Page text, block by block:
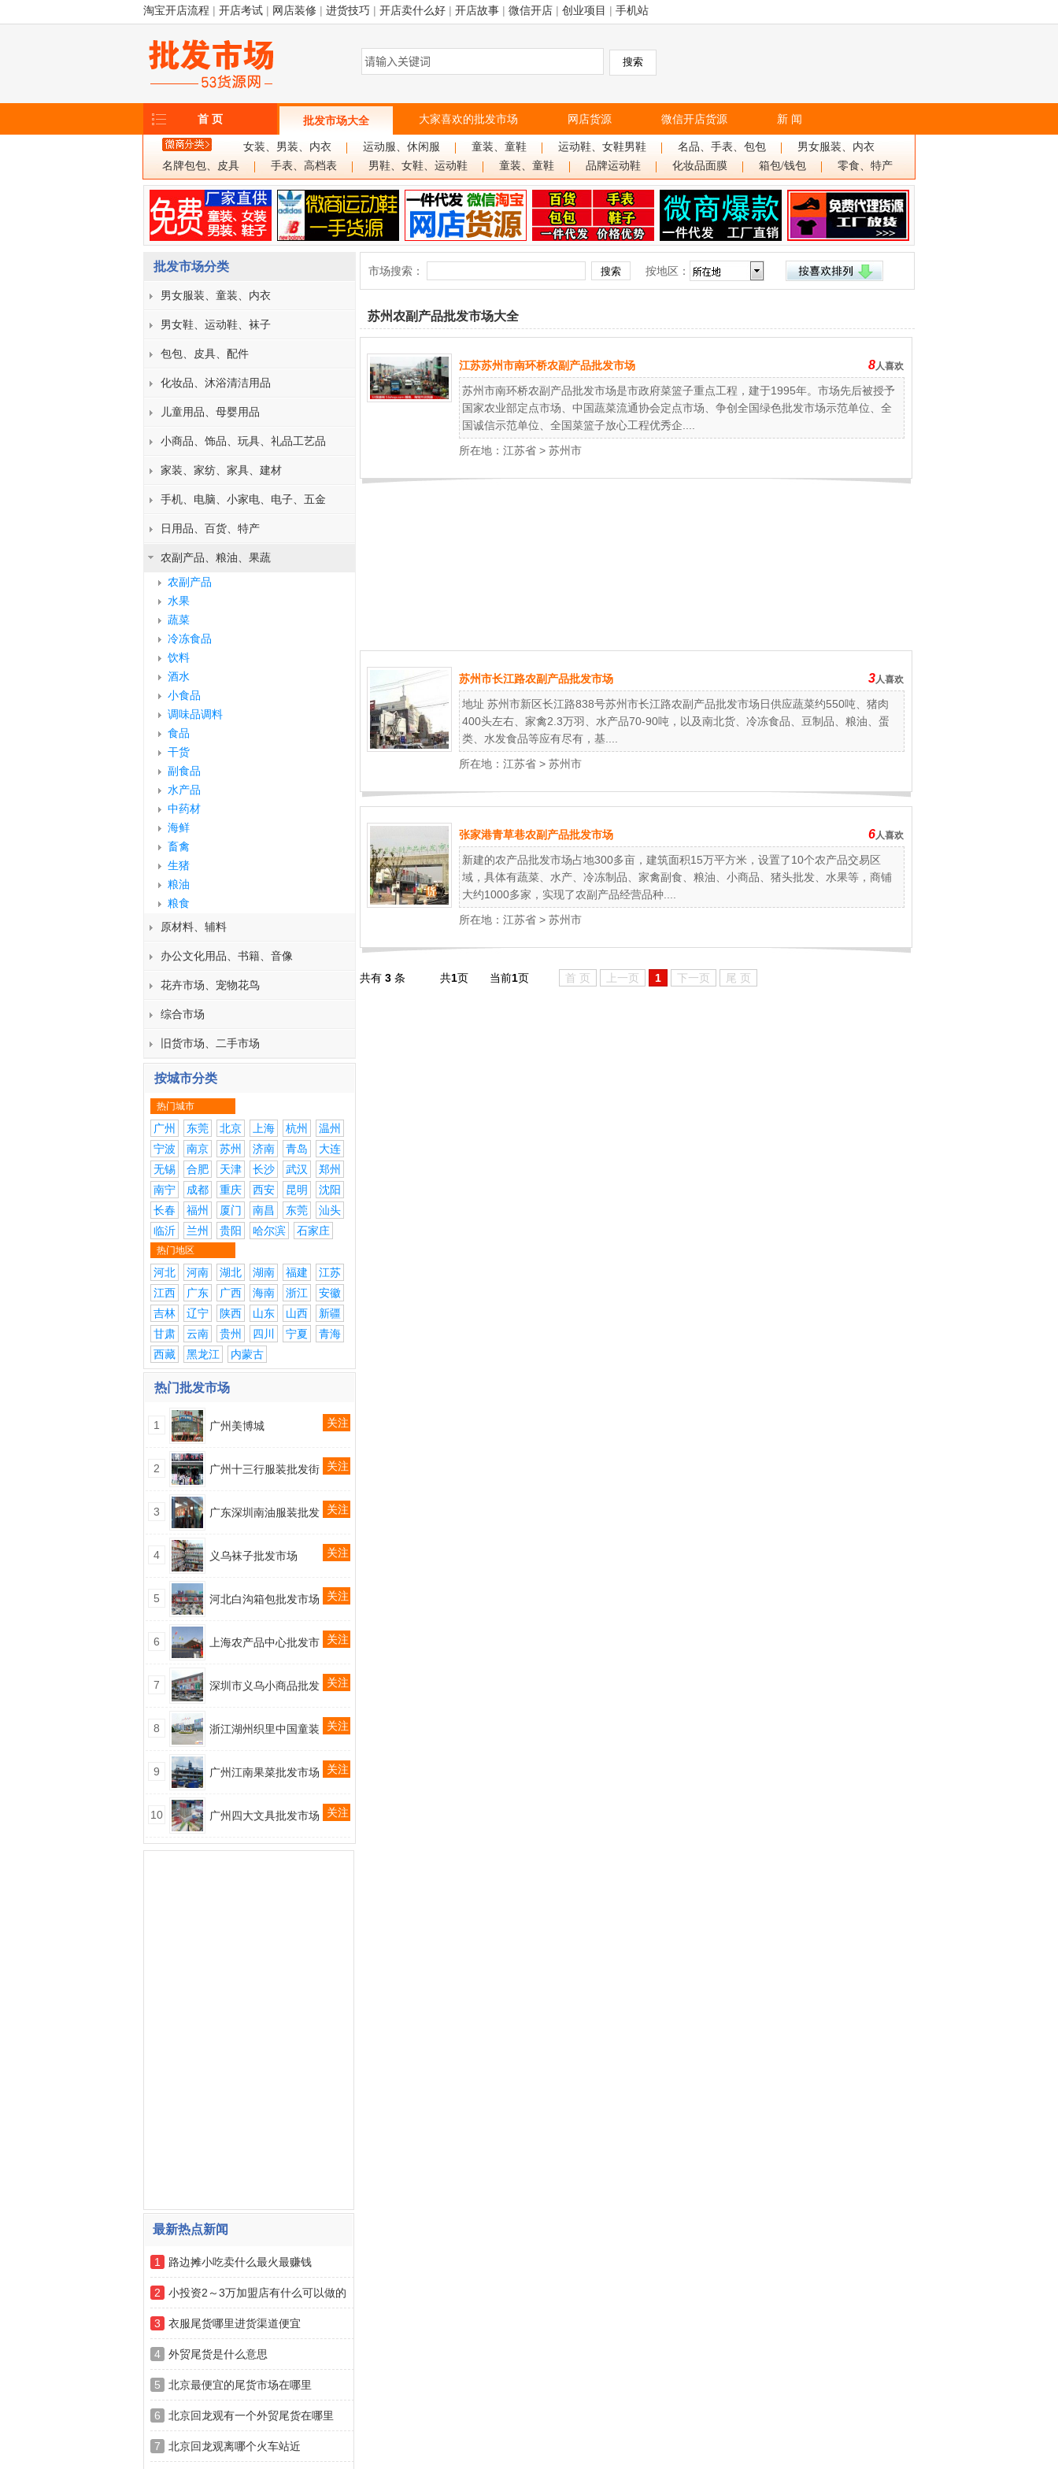
淘宝开店流程 | 开店考试 | 网店装修 | 进货技巧 | 开店卖什么好 | 开店故事 | 微信开店 | 创业项目 | 手机站
首 页 批发市场大全 大家喜欢的批发市场 网店货源 微信开店货源 新 闻
女装、男装、内衣 运动服、休闲服 童装、童鞋 运动鞋、女鞋男鞋 名品、手表、包包
男女服装、内衣
名牌包包、皮具
手表、高档表 男鞋、女鞋、运动鞋 童装、童鞋 品牌运动鞋 化妆品面膜 箱包/钱包 零食、特产
批发市场分类
男女服装、童装、内衣
男女鞋、运动鞋、袜子
包包、皮具、配件
化妆品、沐浴清洁用品
儿童用品、母婴用品
小商品、饰品、玩具、礼品工艺品
家装、家纺、家具、建材
手机、电脑、小家电、电子、五金
日用品、百货、特产
农副产品、粮油、果蔬
农副产品
水果
蔬菜
冷冻食品
饮料
酒水
小食品
调味品调料
食品
干货
副食品
水产品
中药材
海鲜
畜禽
生猪
粮油
粮食
原材料、辅料
办公文化用品、书籍、音像
花卉市场、宠物花鸟
综合市场
旧货市场、二手市场
按城市分类
热门城市
广州 东莞 北京 上海 杭州
温州
宁波
南京 苏州 济南 青岛
大连
无锡
合肥 天津 长沙 武汉
郑州
南宁
成都 重庆 西安 昆明
沈阳
长春
福州 厦门 南昌 东莞
汕头
临沂
兰州 贵阳 哈尔滨 石家庄
热门地区
河北 河南 湖北 湖南 福建
江苏
江西
广东 广西 海南 浙江
安徽
吉林
辽宁 陕西 山东 山西
新疆
甘肃
云南 贵州 四川 宁夏
青海
西藏
黑龙江 内蒙古
热门批发市场
1 广州美博城 关注
2 广州十三行服装批发街 关注
3 广东深圳南油服装批发 关注
4 义乌袜子批发市场 关注
5 河北白沟箱包批发市场 关注
6 上海农产品中心批发市 关注
7 深圳市义乌小商品批发 关注
8 浙江湖州织里中国童装 关注
9 广州江南果菜批发市场 关注
10 广州四大文具批发市场 关注
最新热点新闻
1 路边摊小吃卖什么最火最赚钱
2 小投资2～3万加盟店有什么可以做的
3 衣服尾货哪里进货渠道便宜
4 外贸尾货是什么意思
5 北京最便宜的尾货市场在哪里
6 北京回龙观有一个外贸尾货在哪里
7 北京回龙观离哪个火车站近
市场搜索： 按地区：
苏州农副产品批发市场大全
江苏苏州市南环桥农副产品批发市场 8人喜欢
苏州市南环桥农副产品批发市场是市政府菜篮子重点工程，建于1995年。市场先后被授予
国家农业部定点市场、中国蔬菜流通协会定点市场、争创全国绿色批发市场示范单位、全
国诚信示范单位、全国菜篮子放心工程优秀企....
所在地： 江苏省 > 苏州市
苏州市长江路农副产品批发市场 3人喜欢
地址 苏州市新区长江路838号苏州市长江路农副产品批发市场日供应蔬菜约550吨、猪肉
400头左右、家禽2.3万羽、水产品70-90吨，以及南北货、冷冻食品、豆制品、粮油、蛋
类、水发食品等应有尽有，基....
所在地： 江苏省 > 苏州市
张家港青草巷农副产品批发市场 6人喜欢
新建的农产品批发市场占地300多亩，建筑面积15万平方米，设置了10个农产品交易区
域，具体有蔬菜、水产、冷冻制品、家禽副食、粮油、小商品、猪头批发、水果等，商铺
大约1000多家，实现了农副产品经营品种....
所在地： 江苏省 > 苏州市
共有 3 条 共1页 当前1页 首 页 上一页 1 下一页 尾 页